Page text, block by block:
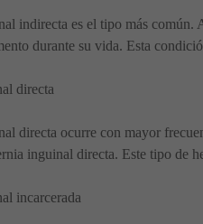
indirecta es el tipo más común.
durante su vida. Esta
directa
directa ocurre con mayor
inguinal directa. Este tipo de
incarcerada